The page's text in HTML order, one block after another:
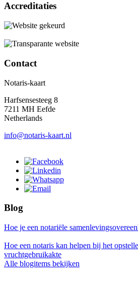
Accreditaties
Contact
Notaris-kaart
Harfsensesteeg 8
7211 MH Eefde
Netherlands
info@notaris-kaart.nl
Blog
Hoe je een notariële
Hoe een notaris kan helpen bij het
vruchtgebruikakte
Alle blogitems bekijken